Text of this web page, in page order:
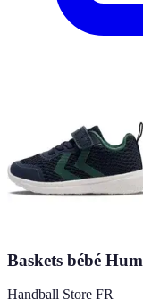
Baskets bébé
Handball Store FR